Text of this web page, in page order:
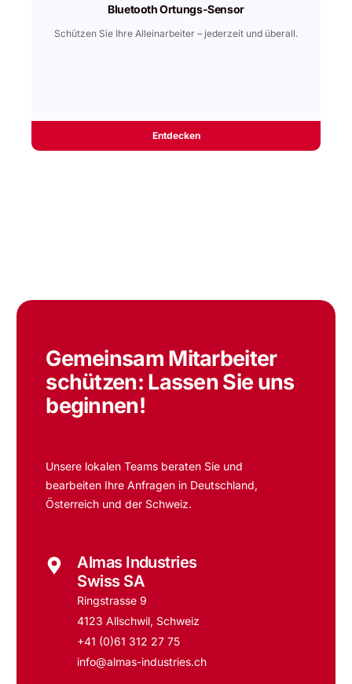
Bluetooth Ortungs-Sensor
Schützen Sie Ihre Alleinarbeiter – jederzeit und überall.
Entdecken
Gemeinsam Mitarbeiter
schützen: Lassen Sie uns
beginnen!
Unsere lokalen Teams beraten Sie und
bearbeiten Ihre Anfragen in Deutschland,
Österreich und der Schweiz.
Almas Industries
Swiss SA
Ringstrasse 9
4123 Allschwil, Schweiz
+41 (0)61 312 27 75
info@almas-industries.ch